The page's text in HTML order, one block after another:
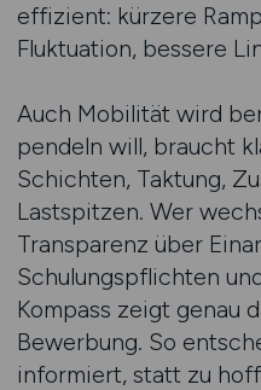
effizient: kürzere
Fluktuation, bessere
Auch Mobilität wird
pendeln will, braucht
Schichten, Taktung,
Lastspitzen. Wer
Transparenz über
Schulungspflichten
Kompass zeigt genau
Bewerbung. So
informiert, statt zu